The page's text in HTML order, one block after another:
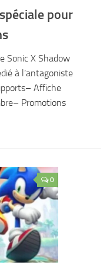
pour
Sonic X Shadow
à l’antagoniste
Affiche
Promotions
0